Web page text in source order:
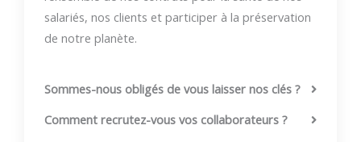
salariés, nos clients et participer à la préservation
de notre planète.
Sommes-nous obligés de vous laisser nos clés ?
Comment recrutez-vous vos collaborateurs ?